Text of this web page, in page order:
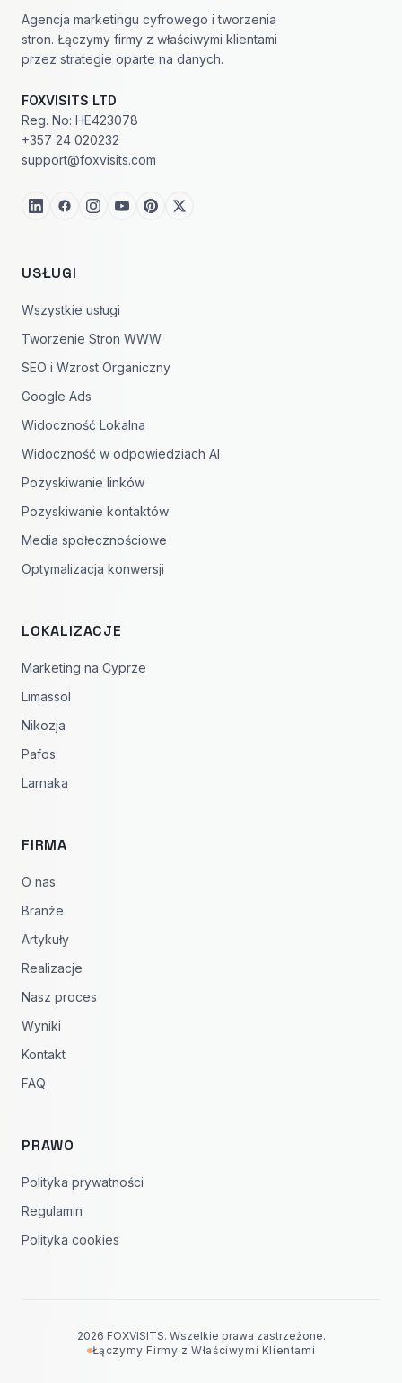
Agencja marketingu cyfrowego i tworzenia
stron. Łączymy firmy z właściwymi klientami
przez strategie oparte na danych.
FOXVISITS LTD
Reg. No: HE423078
+357 24 020232
support@foxvisits.com
USŁUGI
Wszystkie usługi
Tworzenie Stron WWW
SEO i Wzrost Organiczny
Google Ads
Widoczność Lokalna
Widoczność w odpowiedziach AI
Pozyskiwanie linków
Pozyskiwanie kontaktów
Media społecznościowe
Optymalizacja konwersji
LOKALIZACJE
Marketing na Cyprze
Limassol
Nikozja
Pafos
Larnaka
FIRMA
O nas
Branże
Artykuły
Realizacje
Nasz proces
Wyniki
Kontakt
FAQ
PRAWO
Polityka prywatności
Regulamin
Polityka cookies
2026 FOXVISITS. Wszelkie prawa zastrzeżone.
Łączymy Firmy z Właściwymi Klientami